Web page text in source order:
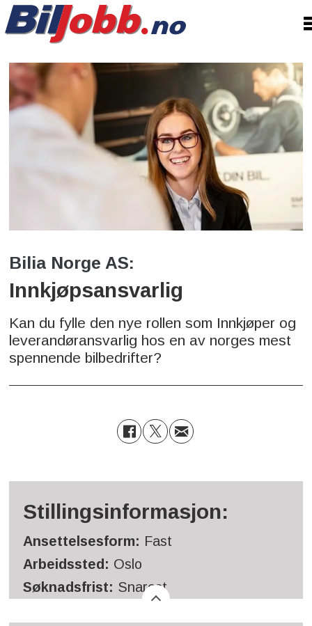
Bilia Norge AS:
Innkjøpsansvarlig
Kan du fylle den nye rollen som Innkjøper og
leverandøransvarlig hos en av norges mest
spennende bilbedrifter?
Stillingsinformasjon:
Ansettelsesform: Fast
Arbeidssted: Oslo
Søknadsfrist: Snarest